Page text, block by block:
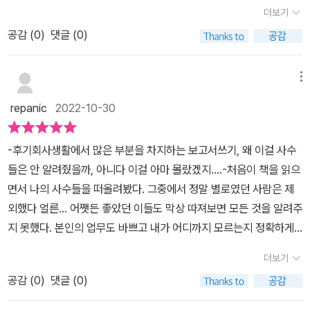
함'을 말한다.아무리 좋은 자료라도 내가 말하고자 하는 메시지와 관
련이 없거나 자료의 범위가 맞지 않아 직접적인 연관성을 찾기 어렵
다면 단단한 자료라고 하기 어렵다.3장 '반박할 수 없는. 보고서'에서
는 보고서 내용을 뒷받침할 수 있도록 자료 수집 방법에 대해 알아보
고 있다. 보고서 작성을 위해서는 어떤 자료를 어떻게 수집해야 하는
지, 그렇게 모은 자료들은 또 어떻게 관리해야 하는지 등 자료 수집과
관리에 대해 자세히 소개했다.4장 '한눈에 읽히는. 깔끔한 보고서'에
서는 프레젠테이션 파일처럼 시각화된 방법으로 보고서를 작성하는
방법에 대해 설명했다. 작성하고자 하는 보고서의 특징 또는 전달하
고자 하는 메시지에 따라 어떻게 효율적으로 시각화할 수 있을지에
대해 소개했다.'잘 만든 보고서' 즉 통과되는 보고서는 뭐라고 생각하
는가? '잘 만든 보고서'란, '보고하는 사람'이 기준이 아니다. 팀장이나
도 등을 파악해야 더 이상 수정 없이 통과되는 보고서를 작성할 수 있
위해 몇 날 며칠 자료를 찾느라 온갖 사이트를 헤맸고 유관 부서에 전
화를 수십 통 돌렸고, 수십 번 엔터키와 DELETE 키를 눌러 댔으니
그 수고로움을 어필하려고 그간의 과정을 다 적으려 하지만, 정작 상
사 분들이 보고 싶은 건 '결과' 뿐이었다. ​' 그래서 하고 싶은 말이 뭔
데?'윗 분들에게 부가적인 나의 사정은 '이 내용은 왜 들어가 있는
데?' 쓸모없는 글자들이었다. 슬프지만 하루에도 수십 건의 '결정'에
옳은 '판단'을 내려야 하는 자리에 있는 분들에겐 당연한 것이었다.​이
책에서 말하는 핵심은, 인간이 한 사물에 집중하는 8초의 시간도 안
에 보고받는 자가 이해할 수 있도록 내 보고서의 전체 내용을 함축하
여 첫 패이지에 두괄식으로 표현해야 한다는 점! ​3. 반박할 수 없는,
탄탄한 보고서- 내 글이 견고해지려면 핵심 주제를 내가 잘 알아야 하
고 누가 어떤 질문을 하더라도 방어와 답안을 즉각적으로 내뱉을 수
다. 그러기 위해서 그 기반에는 방대한 자료 수집이 자연스레 따라오
게 된다.​이 책에서는 그렇게 소중한 내 자식 같은 자료들이 더 잘 관리
될 수 있도록 보관하는 법과 심지어 더 효율적으로 구글링 하는 진짜
저자는 KT, SK, 카카오에서 12년간 보고 실무를 담당했던 베테랑 경
력자가 알려주는 비즈니스 문서 작성의 노하우를 담은 책이다. 출판
있다. 이러한 보고서, 기획서, 제안서, 회의록은 물론 이메일, 워드, 엑
셀, 메신저까지도 모두 문서 소통의 범위에 속한다. 심지어 최근에는
카카오톡도 문서 소통의 범위에 속하곤 한다. 이런 저런 자료를 찾고
짜깁기해 고민해서 보내지만 수정 요구 코멘트를 받기 일쑤다. 도서
소개를 마치면서온오프라인 교육 플랫폼 ‘탈잉’에서 인기 튜터로 활
동 중인 저자가 회사생활동안 쌓은 문서 작성 노하우를 고스란히 담
아낸 “신입 때 알았더라면 좋았을 보고서 잘 쓰는 법” 은 클라이언트
에 보낼 전문적인 제안서부터, 이메일 작성법까지 회사에서 필요한
다. 이 책은 이메일 및 각종 문서를 앞으로 자주 작성해야 할 필자로서
는 반드시 읽어야 하는 책이다.
잘 작성해서 만드는 법을 알려주지 않으니 더더욱 직장생활은 가시박
길에 머무는 거나 다름없었다. 그래서 보고서를 쓰기 위해 우선적으
로 무엇보다 개선해야할지 알아보기 위해 이 책을 펼쳐보았다.이 책
은 회사에 첫 입문하였을 때 반드시 알고 있어야 할 뼈가 되는 실무 보
중소기업, 스타트업에 현직으로 있거나 신입사원일 경우에 대비해두
어야 할 필독 보고서 실용서라 생각한다.​대표적으로 대기업에서 주로
쓰이는 요인이 각 기업마다 만드는 스타일이 다르겠지만 보편적으로
많이들 쓰이는 보고서 작성 순서를 알려주는 거라서 실무경험을 쌓아
가는데 꼭 참고해두기에 필요한 도서로 보여진다.​이 책은 특히나 필
수로 보고서에 기재해야 할 용어와 표현이 무엇인지 확실하게 구분지
어 알 수 있게 설명되어 있어서 신입사원으로 대비해두어야 할 내용
이라는 걸 직접 확인해볼 수 있게 된다. 저자가 지금껏 대기업을 다니
면서 그간 해온 경험을 바탕으로 하여 어떤 게 가장 잘 만들어진 보고
더보기
공감 (0) 댓글 (0)
repanic 2022-10-30
-후기회사생활에서 많은 부분을 차지하는 보고서쓰기, 왜 이걸 사수
들은 안 알려줬을까, 아니다 이걸 아마 몰랐겠지....-처음이 책을 읽으
면서 나의 사수들을 떠올려봤다. 그중에서 정말 별로였던 사람은 제
외했다 얼른... 어쨋든 좋았던 이들도 막상 따져보면 모든 것을 알려주
지 못했다. 본인의 업무도 바쁘고 내가 어디까지 모르는지 정확하게
욱 보고싶어지던 책​-보고서생각보다 신입일때부터 보고서를 쓸 일이
많았기에 항상 뭘 적어야할지, 더 나아가서 어떻게 적어야 욕을 덜 먹
을지 고민했고 주간보고, 기안서 등등 여러 보고서를 적을때 앞서 적
더보기
공감 (0) 댓글 (0)